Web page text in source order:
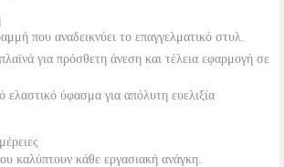
που αναδεικνύει το επαγγελματικό στυλ.
για πρόσθετη άνεση και τέλεια εφαρμογή σε
ελαστικό ύφασμα για απόλυτη ευελιξία
καλύπτουν κάθε εργασιακή ανάγκη.